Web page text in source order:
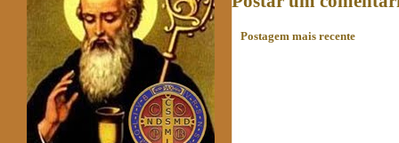
Postagem mais recente